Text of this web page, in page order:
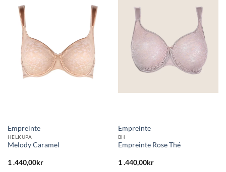
till i
önskelistan
Empreinte
HELKUPA
Melody Caramel
1 .440,00kr
till i
önskelistan
Empreinte
BH
Empreinte Rose Thé
1 .440,00kr